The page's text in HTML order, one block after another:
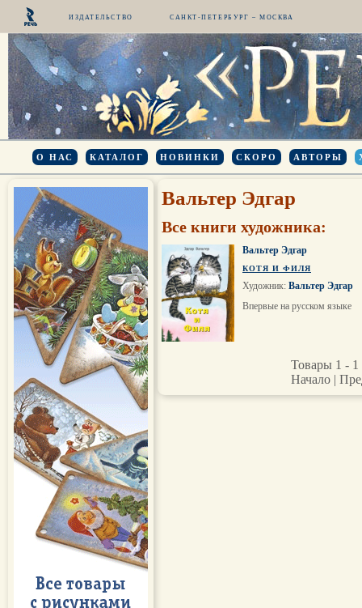
ИЗДАТЕЛЬСТВО САНКТ-ПЕТЕРБУРГ – МОСКВА
О НАС КАТАЛОГ НОВИНКИ СКОРО АВТОРЫ
Вальтер Эдгар
Все книги художника:
Вальтер Эдгар
КОТЯ И ФИЛЯ
Художник: Вальтер Эдгар
Впервые на русском языке
Товары 1 - 1
Начало |